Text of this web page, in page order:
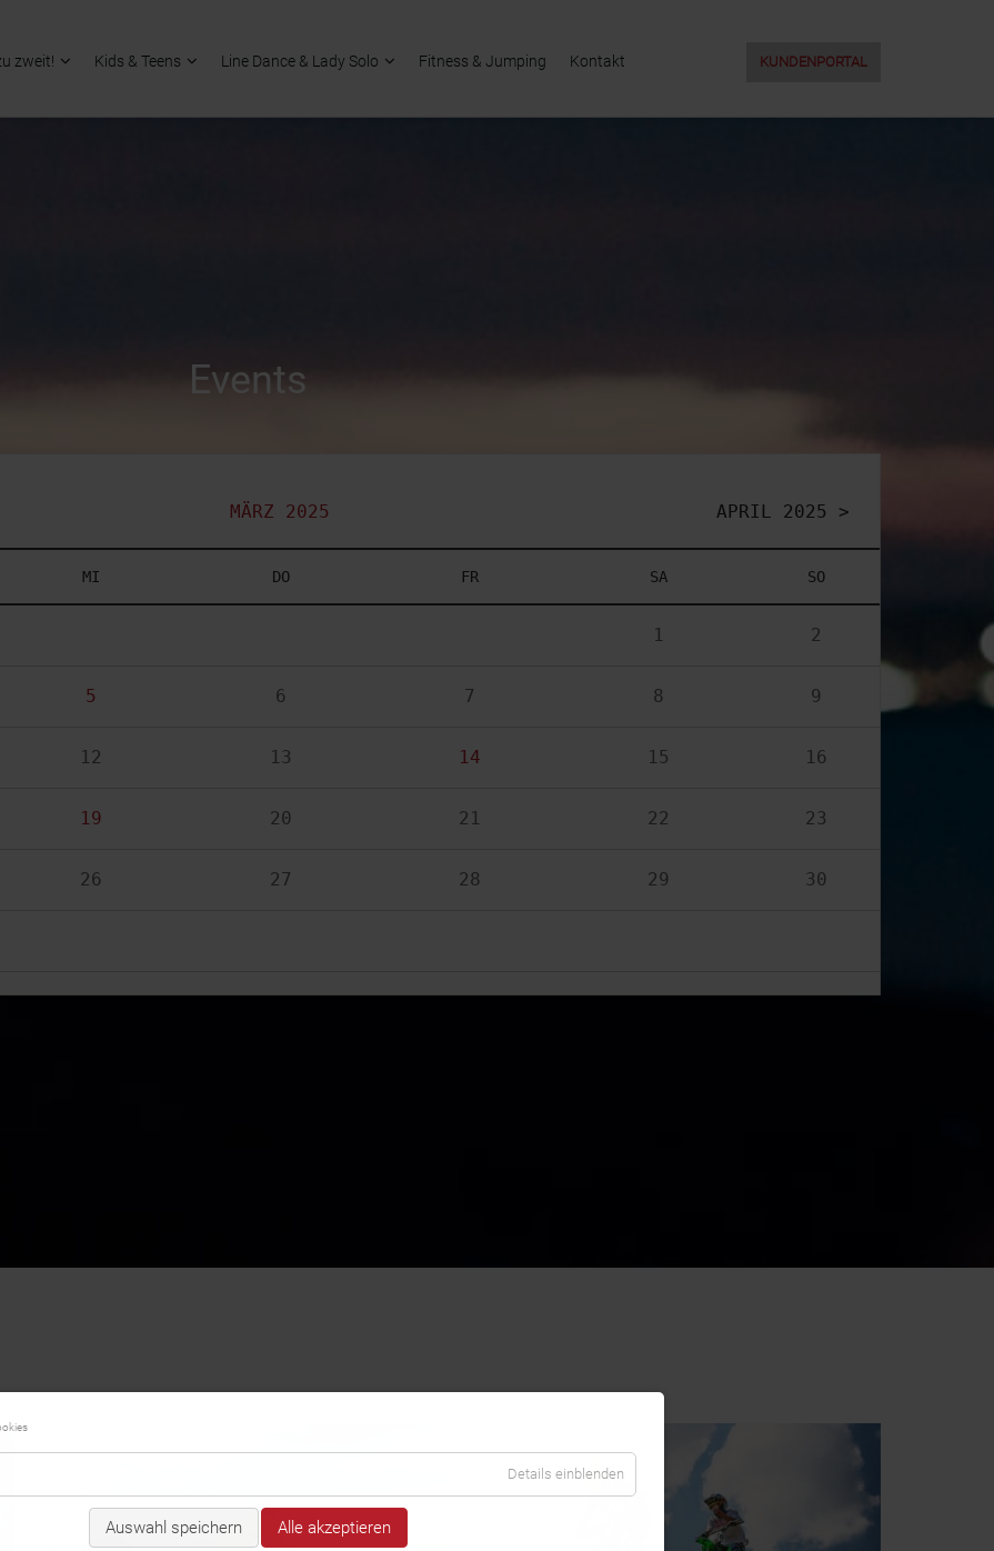
zweit! Kids & Teens Line Dance & Lady Solo Fitness & Jumping Kontakt KUNDENPORTAL
Events
MÄRZ 2025 APRIL 2025 >
MI DO FR SA SO
1 2
5 6 7 8 9
12 13 14 15 16
19 20 21 22 23
26 27 28 29 30
Details einblenden
Auswahl speichern Alle akzeptieren